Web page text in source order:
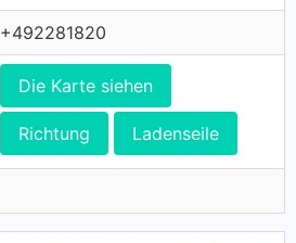
+492281820
Die Karte siehen
Richtung Ladenseile